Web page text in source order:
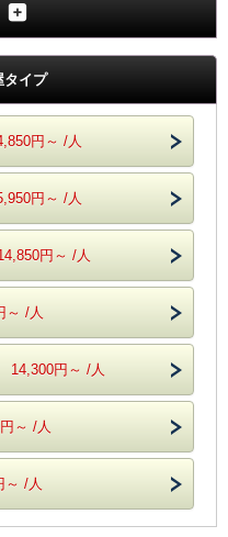
タイプ
円～ /人
円～ /人
円～ /人
～ /人
14,300円～ /人
～ /人
～ /人